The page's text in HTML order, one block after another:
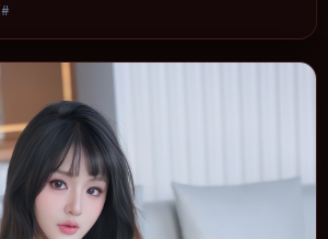
推进，节奏与视听语言统一，可作为休闲观影